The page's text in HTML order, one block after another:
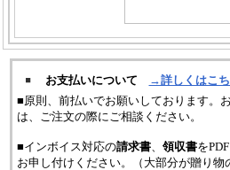
お支払いについて
→詳しくはこ
■原則、前払いでお願いしております。
は、ご注文の際にご相談ください。
■インボイス対応の請求書、 領収書を
お申し付けください。（大部分が贈り